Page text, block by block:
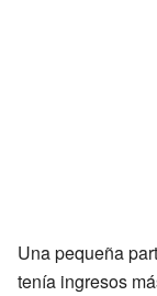
Una pequeña
tenía ingresos